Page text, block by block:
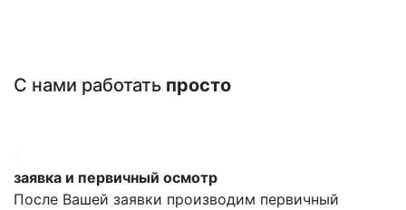
С нами работать просто
заявка и первичный осмотр
После Вашей заявки производим первичный